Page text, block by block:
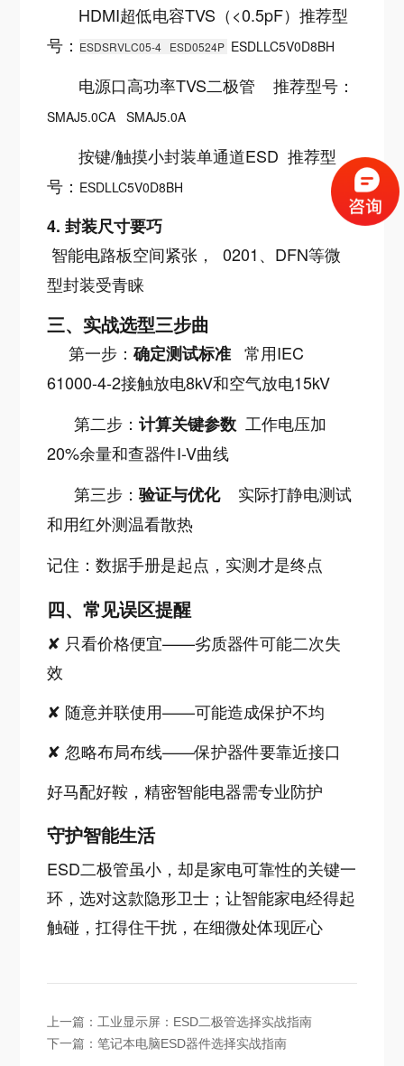
HDMI超低电容TVS（<0.5pF）推荐型
号： ESDSRVLC05-4 ESD0524P ESDLLC5V0D8BH
电源口高功率TVS二极管 推荐型号：
SMAJ5.0CA SMAJ5.0A
按键/触摸小封装单通道ESD 推荐型
号： ESDLLC5V0D8BH
4. 封装尺寸要巧
智能电路板空间紧张， 0201、DFN等微
型封装受青睐
三、实战选型三步曲
第一步：确定测试标准常用IEC
61000-4-2接触放电8kV和空气放电15kV
第二步：计算关键参数工作电压加
20%余量和查器件I-V曲线
第三步：验证与优化 实际打静电测试
和用红外测温看散热
记住：数据手册是起点，实测才是终点
四、常见误区提醒
✘ 只看价格便宜——劣质器件可能二次失
效
✘ 随意并联使用——可能造成保护不均
✘ 忽略布局布线——保护器件要靠近接口
好马配好鞍，精密智能电器需专业防护
守护智能生活
ESD二极管虽小，却是家电可靠性的关键一
环，选对这款隐形卫士；让智能家电经得起
触碰，扛得住干扰，在细微处体现匠心
上一篇： 工业显示屏：ESD二极管选择实战指南
下一篇：笔记本电脑ESD器件选择实战指南